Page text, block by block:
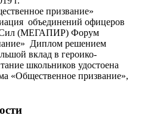
призвание»
объединений офицеров
Сил (МЕГАПИР) Форум
Диплом решением
вклад в героико-
школьников удостоена
«Общественное призвание»,